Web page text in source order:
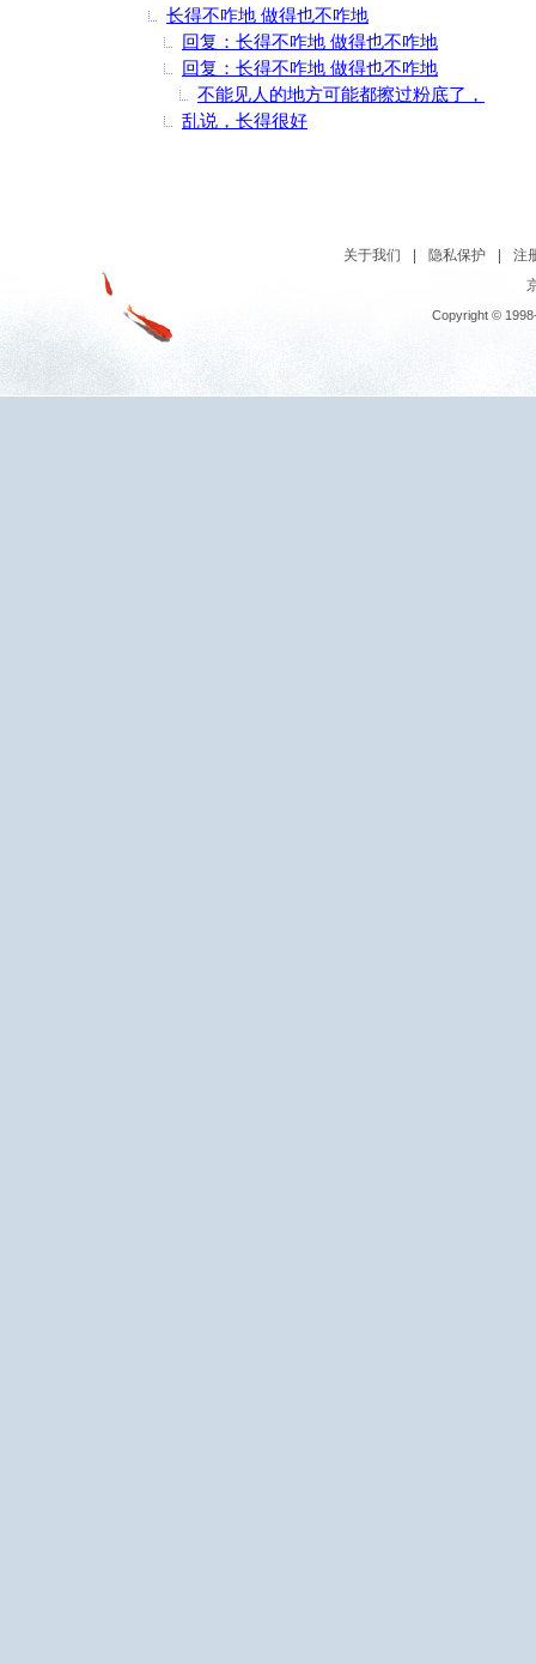
长得不咋地 做得也不咋地
回复：长得不咋地 做得也不咋地
回复：长得不咋地 做得也不咋地
不能见人的地方可能都擦过粉底了，
乱说，长得很好
关于我们 隐私保护
注
Copyright ©